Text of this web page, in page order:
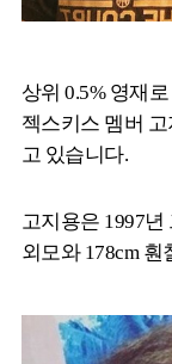
상위 0.5% 영재
젝스키스 멤버
고 있습니다.
고지용은 1997
외모와 178cm